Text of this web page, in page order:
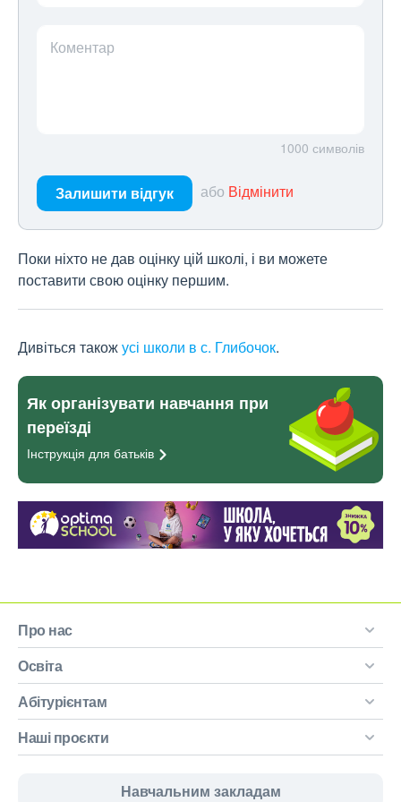
Коментар
1000 символів
Залишити відгук або Відмінити
Поки ніхто не дав оцінку цій школі, і ви можете
поставити свою оцінку першим.
Дивіться такожусі школи в с. Глибочок.
Як організувати навчання при
переїзді
Інструкція для батьків
Про нас
Освіта
Абітурієнтам
Наші проєкти
Навчальним закладам